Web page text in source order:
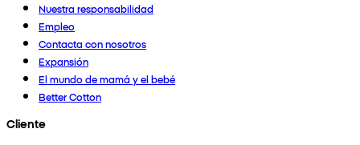
Nuestra responsabilidad
Empleo
Contacta con nosotros
Expansión
El mundo de mamá y el bebé
Better Cotton
Cliente